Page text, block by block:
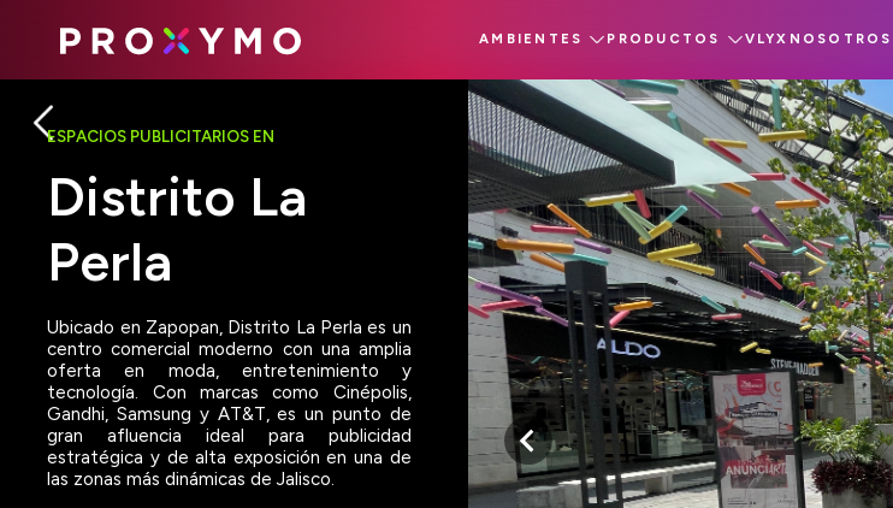
AMBIENTES PRODUCTOS VLYX NOSOTROS
ESPACIOS PUBLICITARIOS EN
Distrito La
Perla
Ubicado en Zapopan, Distrito La Perla es un
centro comercial moderno con una amplia
oferta en moda, entretenimiento y
tecnología. Con marcas como Cinépolis,
Gandhi, Samsung y AT&T, es un punto de
gran afluencia ideal para publicidad
estratégica y de alta exposición en una de
las zonas más dinámicas de Jalisco.